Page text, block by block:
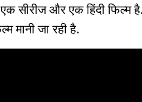
सीरीज और एक हिंदी फिल्म
मानी जा रही है.